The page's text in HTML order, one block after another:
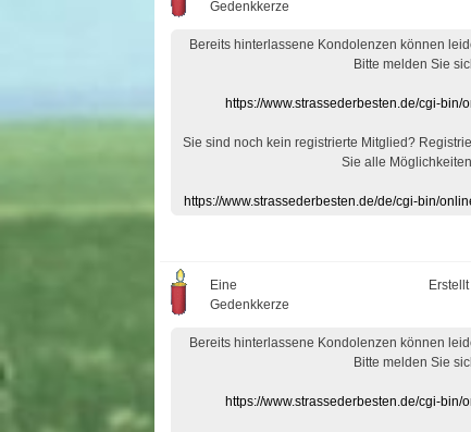
Gedenkkerze
Bereits hinterlassene Kondolenzen können
Bitte melden Sie
https://www.strassederbesten.de/cgi-
Sie sind noch kein registrierte Mitglied?
Sie alle
https://www.strassederbesten.de/de/cgi-bin/
Eine
Gedenkkerze
Bereits hinterlassene Kondolenzen können
Bitte melden Sie
https://www.strassederbesten.de/cgi-